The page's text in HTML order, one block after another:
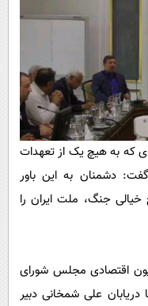
که به هیچ یک از تعهدات
دشمنان به این باور
خیالی جنگ، ملت ایران را
اقتصادی مجلس شورای
علی شمخانی دبیر